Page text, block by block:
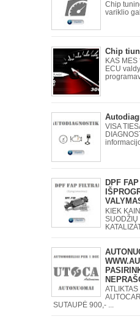
Chip
variklio
Chip
KAS
ECU
VISA
DPF
KIEK
SUODŽIŲ
SUTAUPĖ 900,- ...